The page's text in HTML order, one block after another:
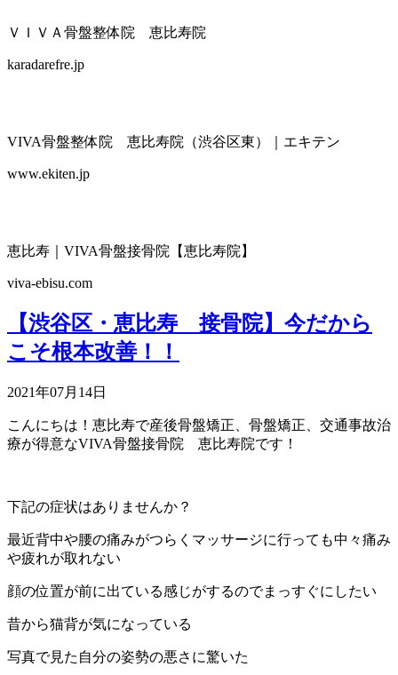
ＶＩＶＡ骨盤整体院 恵比寿院
karadarefre.jp
VIVA骨盤整体院 恵比寿院（渋谷区東）｜エキテン
www.ekiten.jp
恵比寿｜VIVA骨盤接骨院【恵比寿院】
viva-ebisu.com
【渋谷区・恵比寿 接骨院】今だから
こそ根本改善！！
2021年07月14日
こんにちは！恵比寿で産後骨盤矯正、骨盤矯正、交通事故治
療が得意なVIVA骨盤接骨院 恵比寿院です！
下記の症状はありませんか？
最近背中や腰の痛みがつらくマッサージに行っても中々痛み
や疲れが取れない
顔の位置が前に出ている感じがするのでまっすぐにしたい
昔から猫背が気になっている
写真で見た自分の姿勢の悪さに驚いた